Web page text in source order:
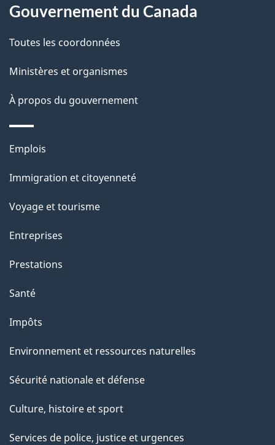
a
g
e
a
c
i
o
s
u
e
t
e
a
g
Gouvernement du Canada
Toutes les coordonnées
Ministères et organismes
À propos du gouvernement
Thèmes
sujets
Emplois
Immigration et citoyenneté
Voyage et tourisme
Entreprises
Prestations
Santé
Impôts
Environnement et ressources naturelles
Sécurité nationale et défense
Culture, histoire et sport
Services de police, justice et urgences